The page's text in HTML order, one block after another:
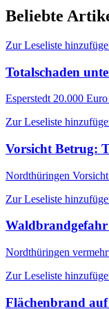
Beliebte
Zur Leseliste
Totalschaden
Esperstedt 20.000 Euro
Zur Leseliste
Vorsicht Betrug:
Nordthüringen
Zur Leseliste
Nordthüringen
Zur Leseliste
Flächenbrand